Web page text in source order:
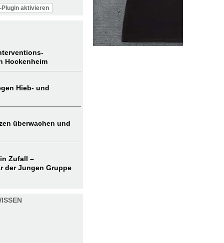
Plugin aktivieren
Hockenheim
Hieb- und
überwachen und
Zufall –
der Jungen Gruppe